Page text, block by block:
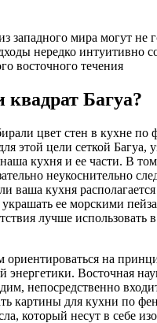
западного мира могут не
нередко интуитивно
восточного течения
Багуа?
цвет стен в кухне по
этой цели сеткой Багуа,
наша кухня и ее части. В
неукоснительно
ваша кухня
украшать ее морскими
лучше использовать
ориентироваться на
энергетики. Восточная
непосредственно
картины для кухни по
который несут в себе